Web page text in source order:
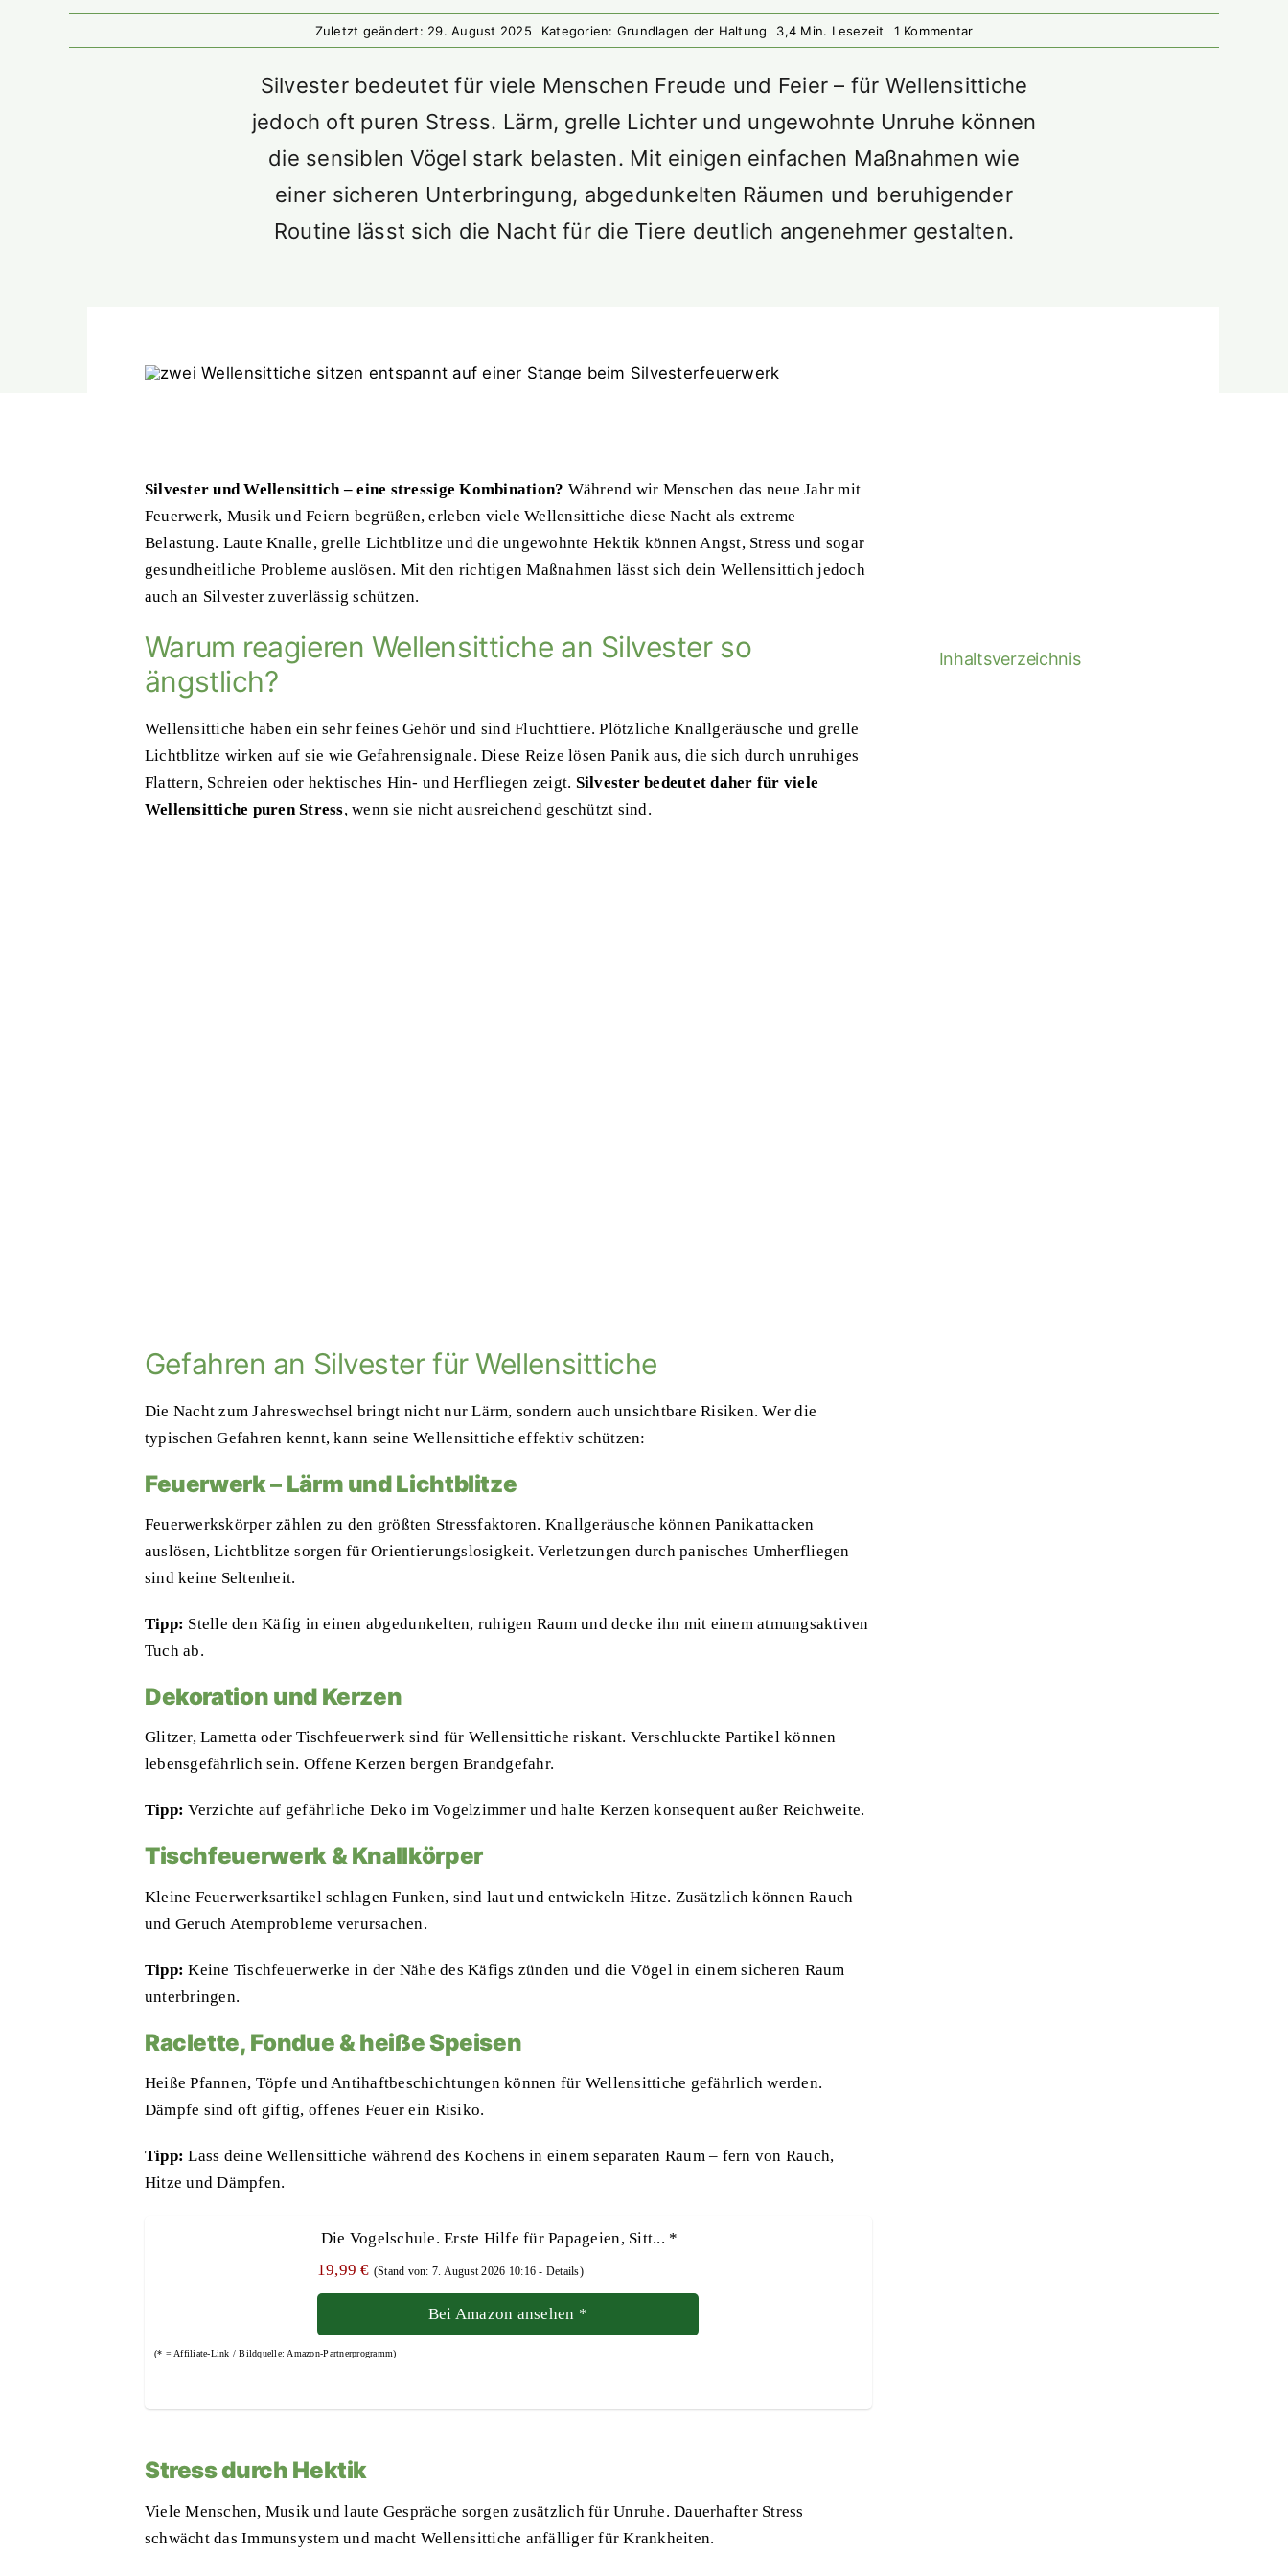
Zuletzt geändert: 29. August 2025 Kategorien: Grundlagen der Haltung 3,4 Min. Lesezeit 1 Kommentaron
Wellensittiche
Silvester:
Schutz
Stress
Lärm
Silvester bedeutet für viele Menschen Freude und Feier – für Wellensittiche
jedoch oft puren Stress. Lärm, grelle Lichter und ungewohnte Unruhe können
die sensiblen Vögel stark belasten. Mit einigen einfachen Maßnahmen wie
einer sicheren Unterbringung, abgedunkelten Räumen und beruhigender
Routine lässt sich die Nacht für die Tiere deutlich angenehmer gestalten.
Silvester und Wellensittich – eine stressige Kombination? Während wir Menschen das neue Jahr mit
Feuerwerk, Musik und Feiern begrüßen, erleben viele Wellensittiche diese Nacht als extreme
Belastung. Laute Knalle, grelle Lichtblitze und die ungewohnte Hektik können Angst, Stress und sogar
gesundheitliche Probleme auslösen. Mit den richtigen Maßnahmen lässt sich dein Wellensittich jedoch
auch an Silvester zuverlässig schützen.
Warum reagieren Wellensittiche an Silvester so
ängstlich?
Wellensittiche haben ein sehr feines Gehör und sind Fluchttiere. Plötzliche Knallgeräusche und grelle
Lichtblitze wirken auf sie wie Gefahrensignale. Diese Reize lösen Panik aus, die sich durch unruhiges
Flattern, Schreien oder hektisches Hin- und Herfliegen zeigt. Silvester bedeutet daher für viele
Wellensittiche puren Stress, wenn sie nicht ausreichend geschützt sind.
Gefahren an Silvester für Wellensittiche
Die Nacht zum Jahreswechsel bringt nicht nur Lärm, sondern auch unsichtbare Risiken. Wer die
typischen Gefahren kennt, kann seine Wellensittiche effektiv schützen:
Feuerwerk – Lärm und Lichtblitze
Feuerwerkskörperzählen zu den größten Stressfaktoren. Knallgeräusche können Panikattacken
auslösen, Lichtblitze sorgen für Orientierungslosigkeit. Verletzungen durch panisches Umherfliegen
sind keine Seltenheit.
Tipp: Stelle den Käfig in einen abgedunkelten, ruhigen Raum und decke ihn mit einem atmungsaktiven
Tuch ab.
Dekoration und Kerzen
Glitzer, Lametta oder Tischfeuerwerk sind für Wellensittiche riskant. Verschluckte Partikel können
lebensgefährlich sein. Offene Kerzen bergen Brandgefahr.
Tipp: Verzichte auf gefährliche Deko im Vogelzimmer und halte Kerzen konsequent außer Reichweite.
Tischfeuerwerk & Knallkörper
Kleine Feuerwerksartikel schlagen Funken, sind laut und entwickeln Hitze. Zusätzlich können Rauch
und Geruch Atemprobleme verursachen.
Tipp: Keine Tischfeuerwerke in der Nähe des Käfigs zünden und die Vögel in einem sicheren Raum
unterbringen.
Raclette, Fondue & heiße Speisen
Heiße Pfannen, Töpfe und Antihaftbeschichtungen können für Wellensittiche gefährlich werden.
Dämpfe sind oft giftig, offenes Feuer ein Risiko.
Tipp: Lass deine Wellensittiche während des Kochensin einem separaten Raum– fern von Rauch,
Hitze und Dämpfen.
Die Vogelschule. Erste Hilfe für Papageien, Sitt... *
19,99 € (Stand von: 7. August 2026 10:16 - Details)
Bei Amazon ansehen *
(* = Affiliate-Link / Bildquelle: Amazon-Partnerprogramm)
Stress durch Hektik
Viele Menschen, Musik und laute Gespräche sorgen zusätzlich für Unruhe. Dauerhafter Stress
schwächt das Immunsystem und macht Wellensittiche anfälliger für Krankheiten.
Inhaltsverzeichnis